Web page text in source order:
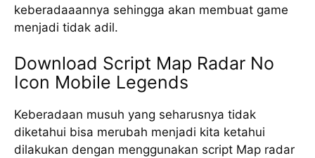
keberadaaannya sehingga akan membuat game
menjadi tidak adil.
Download Script Map Radar No
Icon Mobile Legends
Keberadaan musuh yang seharusnya tidak
diketahui bisa merubah menjadi kita ketahui
dilakukan dengan menggunakan script Map radar